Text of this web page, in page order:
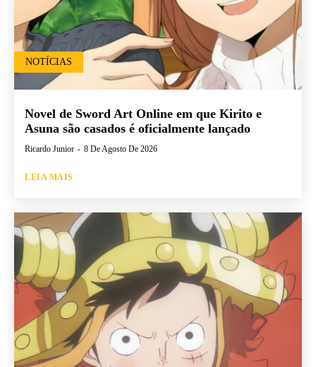
NOTÍCIAS
Novel de Sword Art Online em que Kirito e
Asuna são casados é oficialmente lançado
Ricardo Junior - 8 De Agosto De 2026
LEIA MAIS